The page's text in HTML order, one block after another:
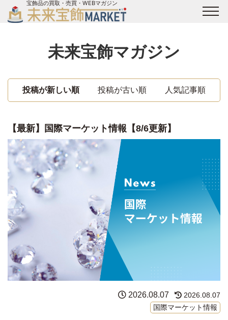
宝飾品の買取・売買・WEBマガジン
ジュエリー買取
未来宝飾マガジン
運営会社
未来宝飾マガジン
投稿が新しい順 投稿が古い順 人気記事順
【最新】国際マーケット情報【8/6更新】
2026.08.07
2026.08.07
国際マーケット情報